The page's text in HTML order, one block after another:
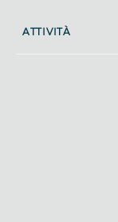
ATTIVITÀ